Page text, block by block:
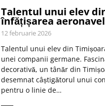
Talentul unui elev
înfățișarea
12 februarie 2026
Talentul unui elev din
unei companii germane.
decorativă, un tânăr din
desemnat câștigătorul unui
pentru o linie de…